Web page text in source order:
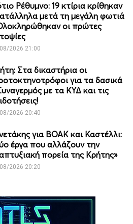
Ρέθυμνο: 19 κτίρια κρίθηκαν
μετά τη μεγάλη φωτιά
οι πρώτες
2026 21:00
Στα δικαστήρια οι
για τα δασικά
με τα ΚΥΔ και τις
2026 20:40
για ΒΟΑΚ και Καστέλλι:
έργα που αλλάζουν την
πορεία της Κρήτης»
2026 20:20